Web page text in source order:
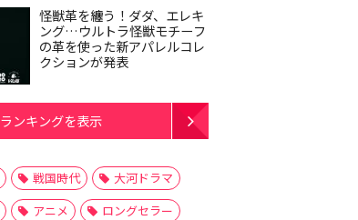
怪獣革を纏う！ダダ、エレキ
ング…ウルトラ怪獣モチーフ
の革を使った新アパレルコレ
クションが発表
ランキングを表示
戦国時代
大河ドラマ
アニメ
ロングセラー